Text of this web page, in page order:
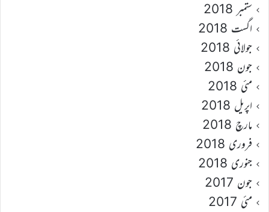
ستمبر 2018
اگست 2018
جولائی 2018
جون 2018
مئی 2018
اپریل 2018
مارچ 2018
فروری 2018
جنوری 2018
جون 2017
مئی 2017